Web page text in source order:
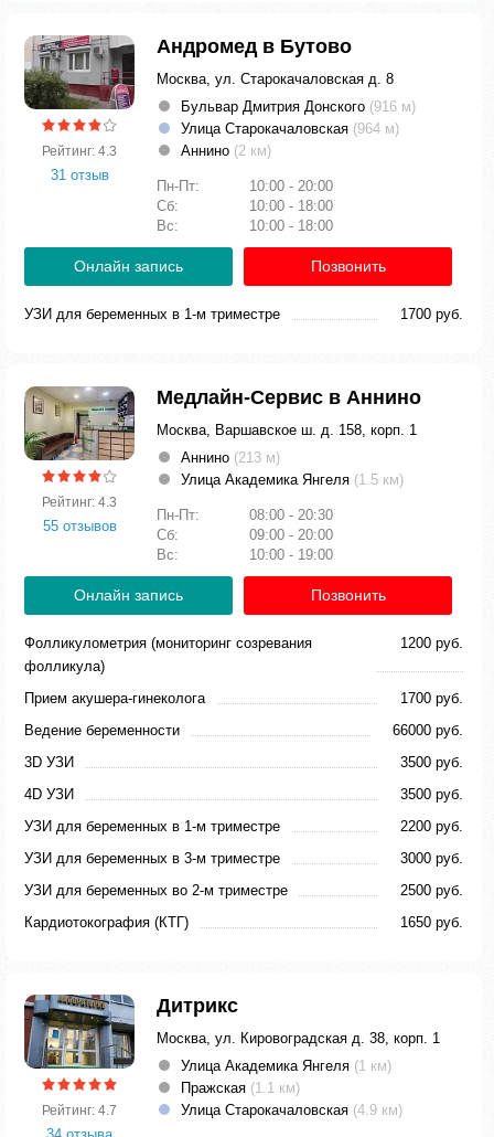
Рейтинг: 4.3
31 отзыв
Андромед в Бутово
Москва, ул. Старокачаловская д. 8
Бульвар Дмитрия Донского (916 м)
Улица Старокачаловская (964 м)
Аннино (2 км)
Пн-Пт:
10:00 - 20:00
Сб:
10:00 - 18:00
Вс:
10:00 - 18:00
Онлайн запись Позвонить
УЗИ для беременных в 1-м триместре 1700 руб.
Рейтинг: 4.3
55 отзывов
Медлайн-Сервис в Аннино
Москва, Варшавское ш. д. 158, корп. 1
Аннино (213 м)
Улица Академика Янгеля (1.5 км)
Пн-Пт:
08:00 - 20:30
Сб:
09:00 - 20:00
Вс:
10:00 - 19:00
Онлайн запись Позвонить
Фолликулометрия (мониторинг созревания
фолликула)
1200 руб.
Прием акушера-гинеколога
1700 руб.
Ведение беременности
66000 руб.
3D УЗИ
3500 руб.
4D УЗИ
3500 руб.
УЗИ для беременных в 1-м триместре
2200 руб.
УЗИ для беременных в 3-м триместре
3000 руб.
УЗИ для беременных во 2-м триместре
2500 руб.
Кардиотокография (КТГ)
1650 руб.
Рейтинг: 4.7
Дитрикс
Москва, ул. Кировоградская д. 38, корп. 1
Улица Академика Янгеля (1 км)
Пражская (1.1 км)
Улица Старокачаловская (4.9 км)